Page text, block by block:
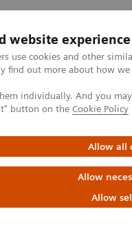
website experience
use cookies and other
find out more about how
individually. And you
button on the Cookie Policy
Allow all
Allow
Allow
cliniques